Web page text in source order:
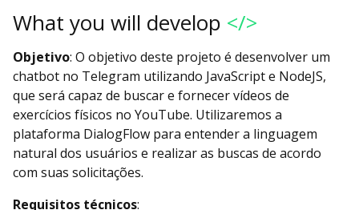
What you will develop </>
Objetivo: O objetivo deste projeto é desenvolver um
chatbot no Telegram utilizando JavaScript e NodeJS,
que será capaz de buscar e fornecer vídeos de
exercícios físicos no YouTube. Utilizaremos a
plataforma DialogFlow para entender a linguagem
natural dos usuários e realizar as buscas de acordo
com suas solicitações.
Requisitos técnicos: